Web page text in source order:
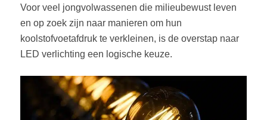
Voor veel jongvolwassenen die milieubewust leven
en op zoek zijn naar manieren om hun
koolstofvoetafdruk te verkleinen, is de overstap naar
LED verlichting een logische keuze.